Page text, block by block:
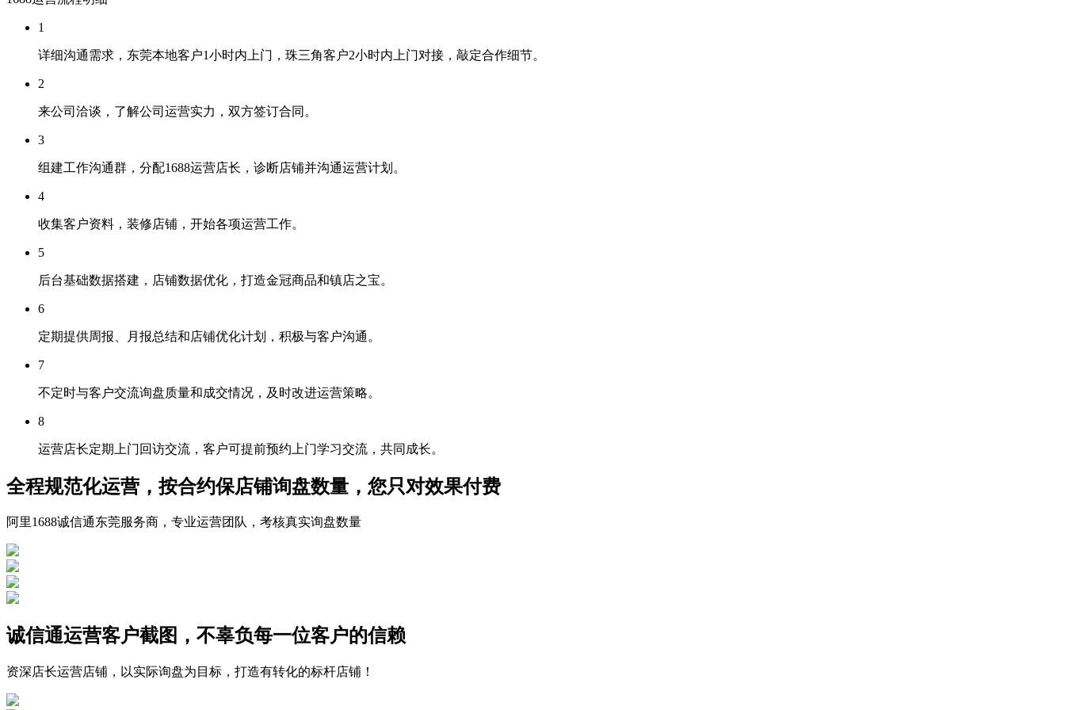
1
详细沟通需求，东莞本地客户1小时内上门，珠三角客户2小时内上门对接，敲定合作细节。
2
来公司洽谈，了解公司运营实力，双方签订合同。
3
组建工作沟通群，分配1688运营店长，诊断店铺并沟通运营计划。
4
收集客户资料，装修店铺，开始各项运营工作。
5
后台基础数据搭建，店铺数据优化，打造金冠商品和镇店之宝。
6
定期提供周报、月报总结和店铺优化计划，积极与客户沟通。
7
不定时与客户交流询盘质量和成交情况，及时改进运营策略。
8
运营店长定期上门回访交流，客户可提前预约上门学习交流，共同成长。
全程规范化运营，按合约保店铺询盘数量，您只对效果付费
阿里1688诚信通东莞服务商，专业运营团队，考核真实询盘数量
诚信通运营客户截图，不辜负每一位客户的信赖
资深店长运营店铺，以实际询盘为目标，打造有转化的标杆店铺！